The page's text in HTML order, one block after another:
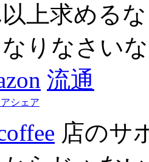
上求める
りなさい
流通
シェア
店のサ